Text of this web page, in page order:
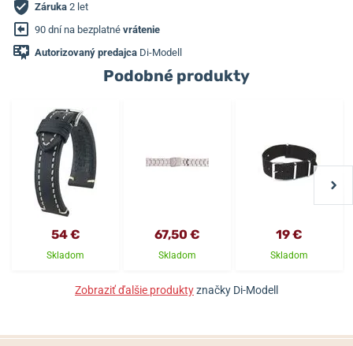
Záruka 2 let
90 dní na bezplatné vrátenie
Autorizovaný predajca Di-Modell
Podobné produkty
54 €
Skladom
67,50 €
Skladom
19 €
Skladom
Zobraziť ďalšie produktyznačky Di-Modell